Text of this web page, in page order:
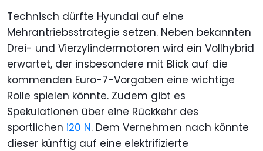
Technisch dürfte Hyundai auf eine
Mehrantriebsstrategie setzen. Neben bekannten
Drei- und Vierzylindermotoren wird ein Vollhybrid
erwartet, der insbesondere mit Blick auf die
kommenden Euro-7-Vorgaben eine wichtige
Rolle spielen könnte. Zudem gibt es
Spekulationen über eine Rückkehr des
sportlichen i20 N. Dem Vernehmen nach könnte
dieser künftig auf eine elektrifizierte